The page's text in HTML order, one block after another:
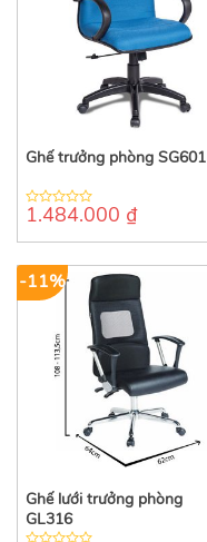
Ghế trưởng phòng SG601
0
of
1.484.000 ₫
-11%
Ghế lưới trưởng phòng
GL316